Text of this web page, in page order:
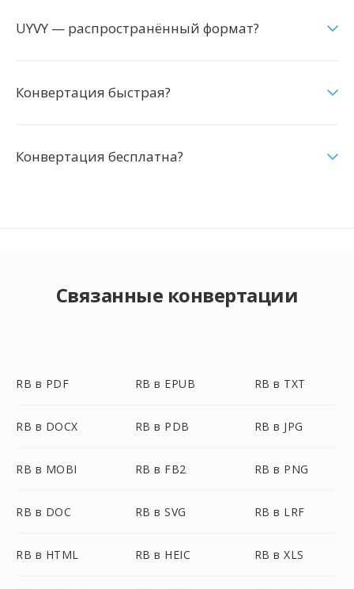
UYVY — распространённый формат?
Конвертация быстрая?
Конвертация бесплатна?
Связанные конвертации
RB в PDF RB в EPUB RB в TXT
RB в DOCX RB в PDB RB в JPG
RB в MOBI RB в FB2 RB в PNG
RB в DOC RB в SVG RB в LRF
RB в HTML RB в HEIC RB в XLS